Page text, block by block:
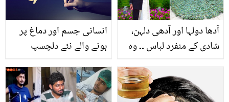
انسانی جسم اور دماغ پر
ہونے والے نئے دلچسپ
بھی دنگ رہ جائیں گے
آدھا دولہا اور آدھی دلہن،
شادی کے منفرد لباس ۔۔ وہ
وغریب لباس پہن کر اپنی
شادی کو یادگار بنایا